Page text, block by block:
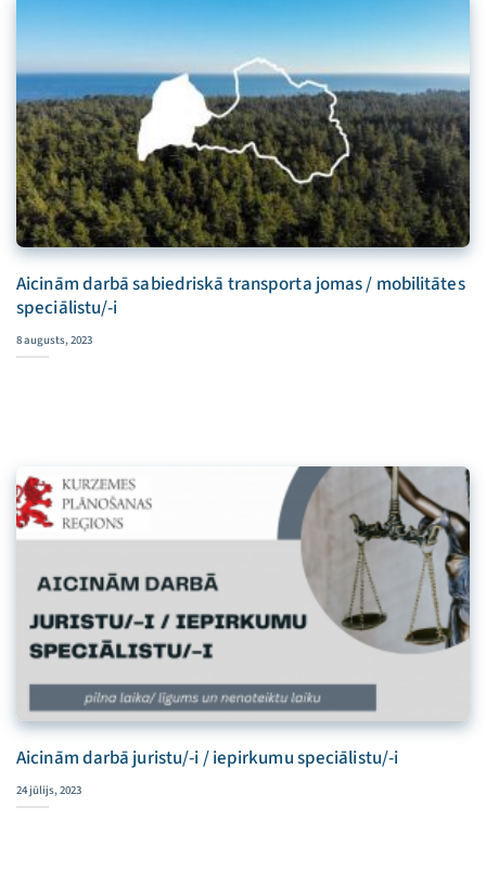
Aicinām darbā sabiedriskā transporta jomas / mobilitātes
speciālistu/-i
8 augusts, 2023
Aicinām darbā juristu/-i / iepirkumu speciālistu/-i
24 jūlijs, 2023